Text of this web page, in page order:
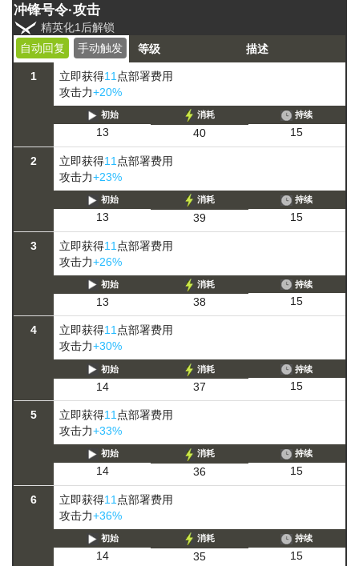
冲锋号令·攻击
精英化1后解锁
自动回复
手动触发 等级 描述
1 立即获得11 点部署费用
攻击力+20%
初始
13
消耗
40
持续
15
2 立即获得11 点部署费用
攻击力+23%
初始
13
消耗
39
持续
15
3 立即获得11 点部署费用
攻击力+26%
初始
13
消耗
38
持续
15
4 立即获得11点部署费用
攻击力+30%
初始
14
消耗
37
持续
15
5 立即获得11 点部署费用
攻击力+33%
初始
14
消耗
36
持续
15
6 立即获得11 点部署费用
攻击力+36%
初始
14
消耗
35
持续
15